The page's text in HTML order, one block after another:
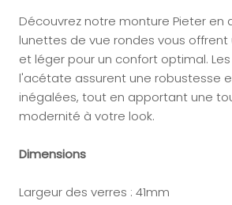
Découvrez notre monture Pieter en
lunettes de vue rondes vous
et léger pour un confort optimal.
l'acétate assurent une robustesse
inégalées, tout en apportant une
modernité à votre look.
Dimensions
Largeur des verres : 41mm